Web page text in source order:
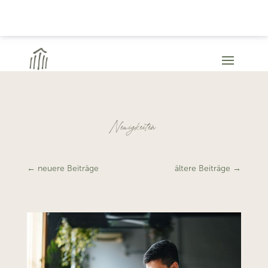
Neuigkeiten
← neuere Beiträge ältere Beiträge →